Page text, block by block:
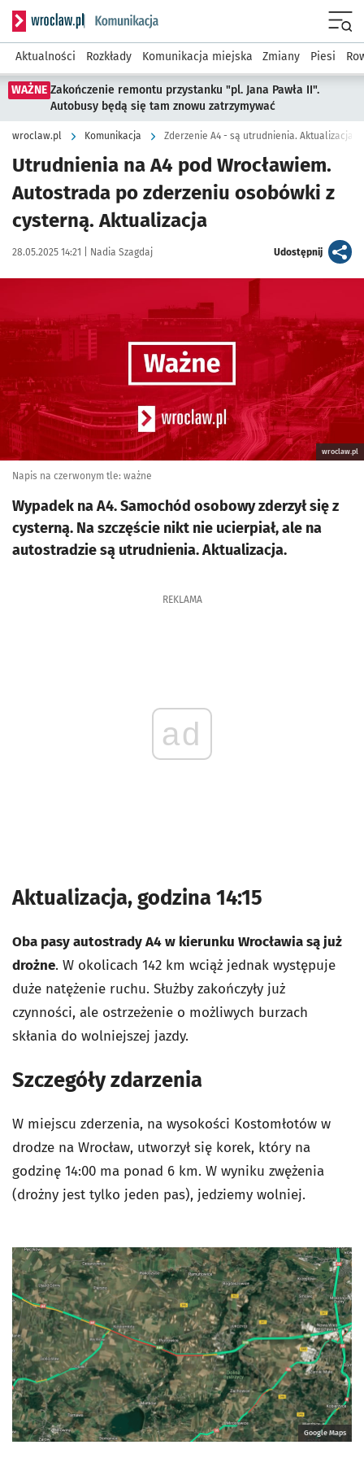
Serwis informacyjny wroclaw.pl podserwis: Komunikacja
Aktualności Rozkłady Komunikacja miejska Zmiany Piesi
WAŻNE Zakończenie remontu przystanku "pl. Jana Pawła II".
Autobusy będą się tam znowu zatrzymywać
wroclaw.pl Komunikacja Zderzenie A4 - są utrudnienia. Aktualizacja
Utrudnienia na A4 pod Wrocławiem.
Autostrada po zderzeniu osobówki z
cysterną. Aktualizacja
Data publikacji:
28.05.2025 14:21 | Autor:
Nadia Szagdaj Udostępnijartykuł
wroclaw.pl
Napis na czerwonym tle: ważne
Wypadek na A4. Samochód osobowy zderzył się z
cysterną. Na szczęście nikt nie ucierpiał, ale na
autostradzie są utrudnienia. Aktualizacja.
REKLAMA
ad
Aktualizacja, godzina 14:15
Oba pasy autostrady A4 w kierunku Wrocławia są już
drożne. W okolicach 142 km wciąż jednak występuje
duże natężenie ruchu. Służby zakończyły już
czynności, ale ostrzeżenie o możliwych burzach
skłania do wolniejszej jazdy.
Szczegóły zdarzenia
W miejscu zderzenia, na wysokości Kostomłotów w
drodze na Wrocław, utworzył się korek, który na
godzinę 14:00 ma ponad 6 km. W wyniku zwężenia
(drożny jest tylko jeden pas), jedziemy wolniej.
Google Maps